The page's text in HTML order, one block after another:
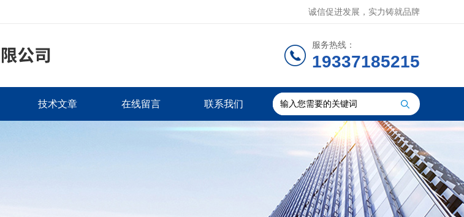
诚信促进发展，实力铸就品牌
服务热线：
19337185215
技术文章 在线留言 联系我们